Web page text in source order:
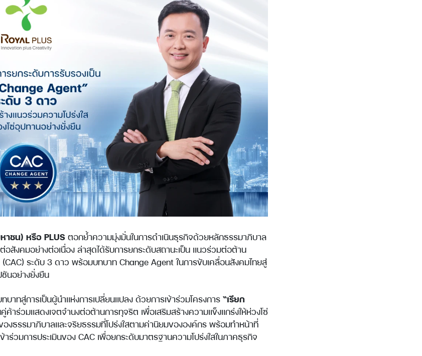
าชน) หรือ PLUS ตอกย้ำความมุ่งมั่นในการดำเนินธุรกิจด้วยหลักธรรมาภิบาล
อสังคมอย่างต่อเนื่อง ล่าสุดได้รับการยกระดับสถานะเป็น แนวร่วมต่อต้าน
ระดับ 3 ดาว พร้อมบทบาท Change Agent ในการขับเคลื่อนสังคมไทยสู่
ชันอย่างยั่งยืน
บาทสู่การเป็นผู้นำแห่งการเปลี่ยนแปลง ด้วยการเข้าร่วมโครงการ “เรียก
าร่วมแสดงเจตจำนงต่อต้านการทุจริต เพื่อเสริมสร้างความแข็งแกร่งให้ห่วงโซ่
ธรรมาภิบาลและจริยธรรมที่โปร่งใสตามค่านิยมขององค์กร พร้อมทำหน้าที่
าร่วมการประเมินของ CAC เพื่อยกระดับมาตรฐานความโปร่งใสในภาคธุรกิจ